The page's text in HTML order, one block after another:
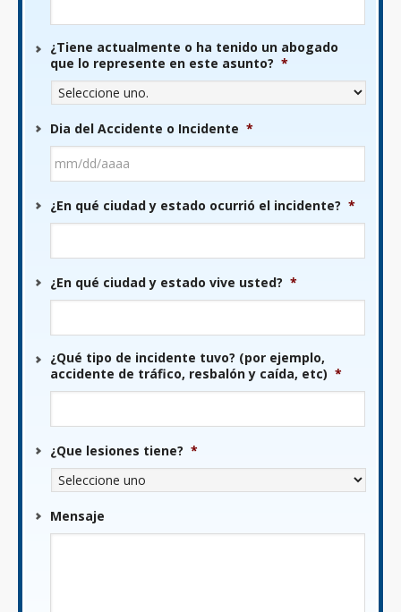
¿Tiene actualmente o ha tenido un abogado
que lo represente en este asunto? *
Dia del Accidente o Incidente *
barra
DD
¿En qué ciudad y estado ocurrió el incidente? *
¿En qué ciudad y estado vive usted? *
¿Qué tipo de incidente tuvo? (por ejemplo,
accidente de tráfico, resbalón y caída, etc) *
¿Que lesiones tiene? *
Mensaje